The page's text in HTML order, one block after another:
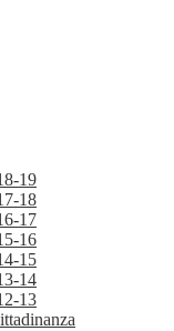
19
18
17
16
15
14
13